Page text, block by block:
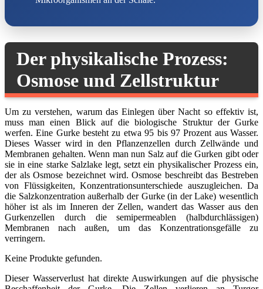
Der physikalische Prozess:
Osmose und Zellstruktur
Um zu verstehen, warum das Einlegen über Nacht so effektiv ist,
muss man einen Blick auf die biologische Struktur der Gurke
werfen. Eine Gurke besteht zu etwa 95 bis 97 Prozent aus Wasser.
Dieses Wasser wird in den Pflanzenzellen durch Zellwände und
Membranen gehalten. Wenn man nun Salz auf die Gurken gibt oder
sie in eine starke Salzlake legt, setzt ein physikalischer Prozess ein,
der als Osmose bezeichnet wird. Osmose beschreibt das Bestreben
von Flüssigkeiten, Konzentrationsunterschiede auszugleichen. Da
die Salzkonzentration außerhalb der Gurke (in der Lake) wesentlich
höher ist als im Inneren der Zellen, wandert das Wasser aus den
Gurkenzellen durch die semipermeablen (halbdurchlässigen)
Membranen nach außen, um das Konzentrationsgefälle zu
verringern.
Keine Produkte gefunden.
Dieser Wasserverlust hat direkte Auswirkungen auf die physische